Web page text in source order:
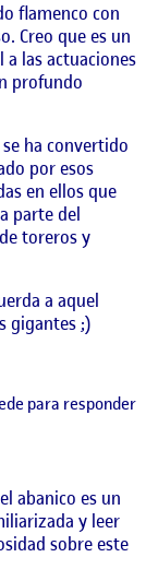
flamenco con
Creo que es un
las actuaciones
profundo
ha convertido
por esos
en ellos que
parte del
toreros y
a aquel
gigantes ;)
abanico es un
y leer
sobre este
para responder